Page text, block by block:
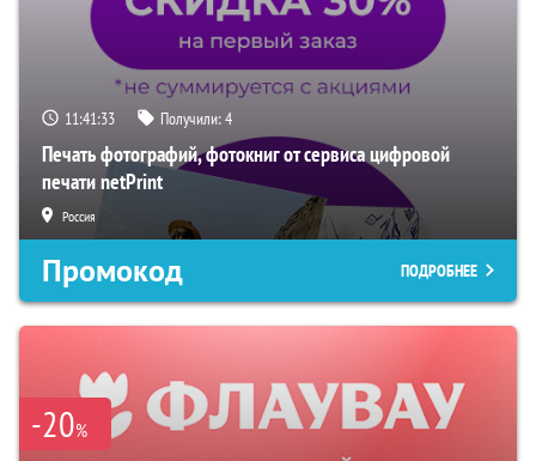
11:41:32 Получили:4
Печать фотографий, фотокниг от сервиса цифровой
печати netPrint
Россия
Промокод ПОДРОБНЕЕ
-20%